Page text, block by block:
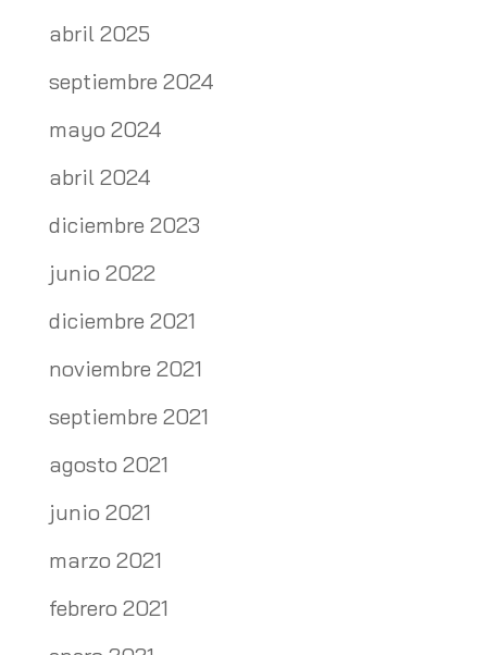
abril 2025
septiembre 2024
mayo 2024
abril 2024
diciembre 2023
junio 2022
diciembre 2021
noviembre 2021
septiembre 2021
agosto 2021
junio 2021
marzo 2021
febrero 2021